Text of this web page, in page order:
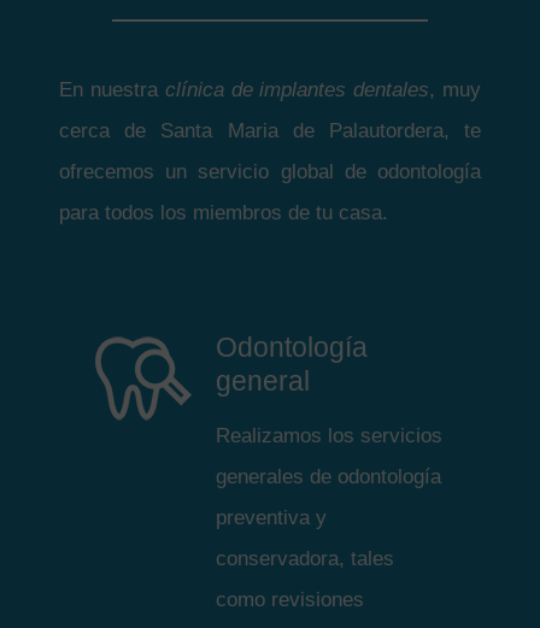
En nuestra clínica de implantes dentales, muy
cerca de Santa Maria de Palautordera, te
ofrecemos un servicio global de odontología
para todos los miembros de tu casa.
Odontología
general
Realizamos los servicios
generales de odontología
preventiva y
conservadora, tales
como revisiones